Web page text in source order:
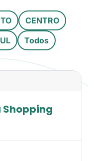
CENTRO
Todos
Shopping